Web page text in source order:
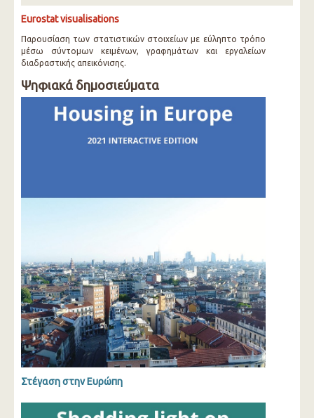
Eurostat visualisations
Παρουσίαση των στατιστικών στοιχείων με εύληπτο τρόπο
μέσω σύντομων κειμένων, γραφημάτων και εργαλείων
διαδραστικής απεικόνισης.
Ψηφιακά δημοσιεύματα
Στέγαση στην Ευρώπη